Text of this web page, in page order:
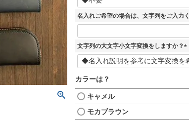
須
)
名入れご希望の場合は、文字列をご入力
文字列の大文字小文字変換をしますか？
(
必
カラーは？
キャメル
モカブラウン